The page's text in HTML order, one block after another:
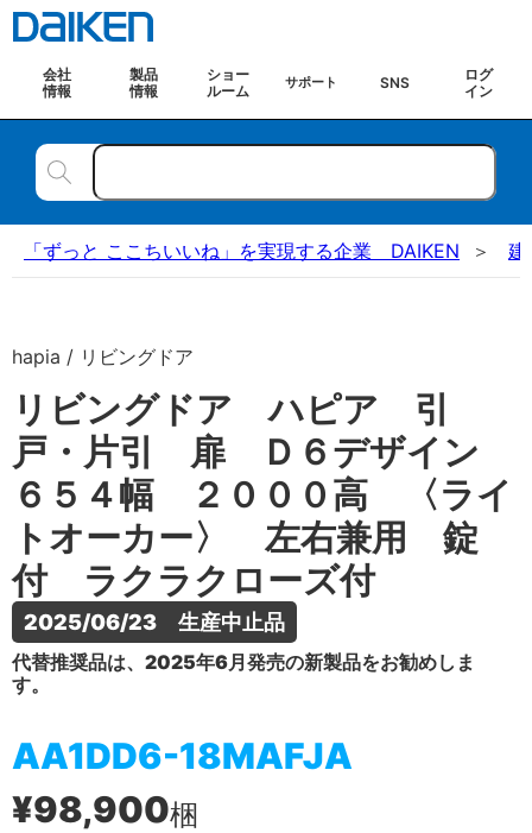
会社
情報
製品
情報
ショー
ルーム
サポート SNS
ログ
イン
「ずっと ここちいいね」を実現する企業 DAIKEN 建
hapia / リビングドア
リビングドア ハピア 引
戸・片引 扉 Ｄ６デザイン
６５４幅 ２０００高 〈ライ
トオーカー〉 左右兼用 錠
付 ラクラクローズ付
2025/06/23　生産中止品
代替推奨品は、2025年6月発売の新製品をお勧めしま
す。
AA1DD6-18MAFJA
¥98,900梱